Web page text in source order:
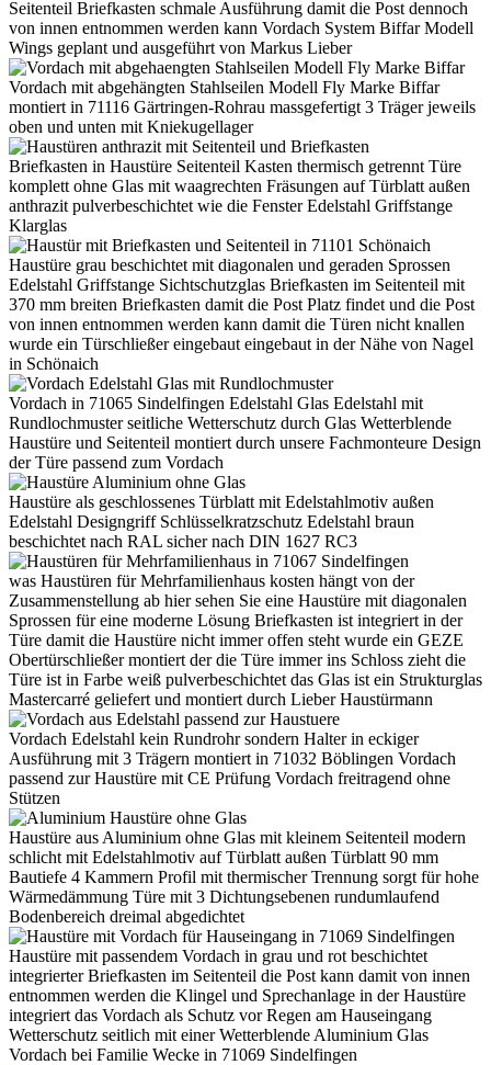
Seitenteil Briefkasten schmale Ausführung damit die Post dennoch
von innen entnommen werden kann Vordach System Biffar Modell
Wings geplant und ausgeführt von Markus Lieber
Vordach mit abgehängten Stahlseilen Modell Fly Marke Biffar
montiert in 71116 Gärtringen-Rohrau massgefertigt 3 Träger jeweils
oben und unten mit Kniekugellager
Briefkasten in Haustüre Seitenteil Kasten thermisch getrennt Türe
komplett ohne Glas mit waagrechten Fräsungen auf Türblatt außen
anthrazit pulverbeschichtet wie die Fenster Edelstahl Griffstange
Klarglas
Haustüre grau beschichtet mit diagonalen und geraden Sprossen
Edelstahl Griffstange Sichtschutzglas Briefkasten im Seitenteil mit
370 mm breiten Briefkasten damit die Post Platz findet und die Post
von innen entnommen werden kann damit die Türen nicht knallen
wurde ein Türschließer eingebaut eingebaut in der Nähe von Nagel
in Schönaich
Vordach in 71065 Sindelfingen Edelstahl Glas Edelstahl mit
Rundlochmuster seitliche Wetterschutz durch Glas Wetterblende
Haustüre und Seitenteil montiert durch unsere Fachmonteure Design
der Türe passend zum Vordach
Haustüre als geschlossenes Türblatt mit Edelstahlmotiv außen
Edelstahl Designgriff Schlüsselkratzschutz Edelstahl braun
beschichtet nach RAL sicher nach DIN 1627 RC3
was Haustüren für Mehrfamilienhaus kosten hängt von der
Zusammenstellung ab hier sehen Sie eine Haustüre mit diagonalen
Sprossen für eine moderne Lösung Briefkasten ist integriert in der
Türe damit die Haustüre nicht immer offen steht wurde ein GEZE
Obertürschließer montiert der die Türe immer ins Schloss zieht die
Türe ist in Farbe weiß pulverbeschichtet das Glas ist ein Strukturglas
Mastercarré geliefert und montiert durch Lieber Haustürmann
Vordach Edelstahl kein Rundrohr sondern Halter in eckiger
Ausführung mit 3 Trägern montiert in 71032 Böblingen Vordach
passend zur Haustüre mit CE Prüfung Vordach freitragend ohne
Stützen
Haustüre aus Aluminium ohne Glas mit kleinem Seitenteil modern
schlicht mit Edelstahlmotiv auf Türblatt außen Türblatt 90 mm
Bautiefe 4 Kammern Profil mit thermischer Trennung sorgt für hohe
Wärmedämmung Türe mit 3 Dichtungsebenen rundumlaufend
Bodenbereich dreimal abgedichtet
Haustüre mit passendem Vordach in grau und rot beschichtet
integrierter Briefkasten im Seitenteil die Post kann damit von innen
entnommen werden die Klingel und Sprechanlage in der Haustüre
integriert das Vordach als Schutz vor Regen am Hauseingang
Wetterschutz seitlich mit einer Wetterblende Aluminium Glas
Vordach bei Familie Wecke in 71069 Sindelfingen